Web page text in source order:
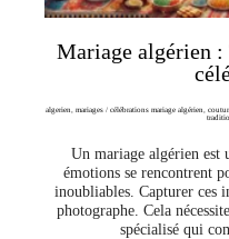
Mariage algérien
algerien, mariages / célébrations mariage algérien,
Un mariage algérien
émotions se rencontrent
inoubliables. Capturer ces
photographe. Cela
spécialisé qui